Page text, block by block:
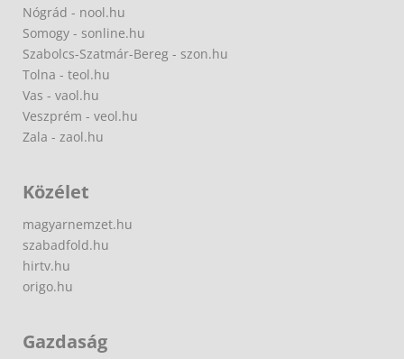
Nógrád - nool.hu
Somogy - sonline.hu
Szabolcs-Szatmár-Bereg - szon.hu
Tolna - teol.hu
Vas - vaol.hu
Veszprém - veol.hu
Zala - zaol.hu
Közélet
magyarnemzet.hu
szabadfold.hu
hirtv.hu
origo.hu
Gazdaság